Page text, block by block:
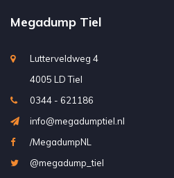
Megadump Tiel
Lutterveldweg 4
4005 LD Tiel
0344 - 621186
info@megadumptiel.nl
/MegadumpNL
@megadump_tiel